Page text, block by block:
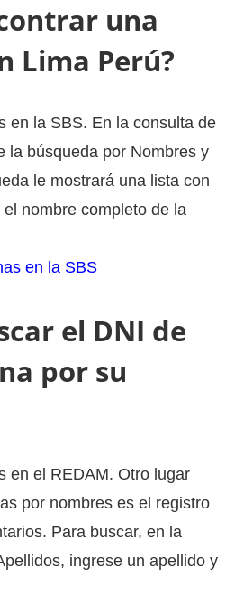
una
Lima Perú?
en la SBS. En la consulta de
la búsqueda por Nombres y
le mostrará una lista con
nombre completo de la
en la SBS
el DNI de
por su
en el REDAM. Otro lugar
por nombres es el registro
Para buscar, en la
ingrese un apellido y